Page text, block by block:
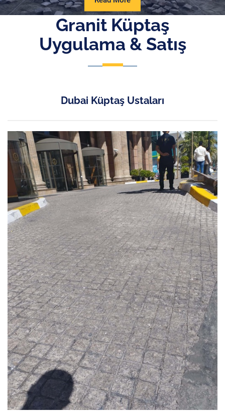
More
Granit Küptaş
Uygulama & Satış
Dubai Küptaş Ustaları